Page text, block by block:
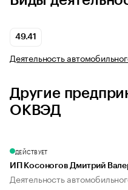
49.41
Деятельность
Другие
ОКВЭД
ДЕЙСТВУЕТ
ИП Косоногов Дмитрий
Деятельность